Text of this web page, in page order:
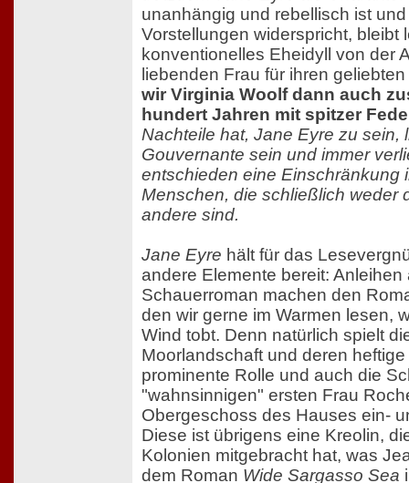
unanhängig und rebellisch ist
Vorstellungen widerspricht, bleibt
konventionelles Eheidyll von der
liebenden Frau für ihren
wir Virginia Woolf dann auch
hundert Jahren mit spitzer
Nachteile hat, Jane Eyre zu sein,
Gouvernante sein und immer
entschieden eine Einschränkung
Menschen, die schließlich weder
andere sind.
Jane Eyre hält für das
andere Elemente bereit: Anleihen
Schauerroman machen den
den wir gerne im Warmen lesen,
Wind tobt. Denn natürlich spielt
Moorlandschaft und deren
prominente Rolle und auch die
"wahnsinnigen" ersten Frau
Obergeschoss des Hauses ein-
Diese ist übrigens eine Kreolin,
Kolonien mitgebracht hat, was
dem Roman Wide Sargasso Sea